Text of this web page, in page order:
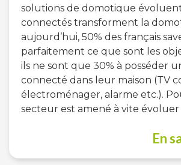
solutions de domotique
connectés transforment la
aujourd’hui, 50% des français
parfaitement ce que sont les
ils ne sont que 30% à posséder
connecté dans leur maison (TV
électroménager, alarme etc.).
secteur est amené à vite évoluer
En